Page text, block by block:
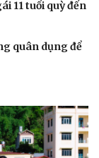
11 tuổi quỳ đến
quân dụng để